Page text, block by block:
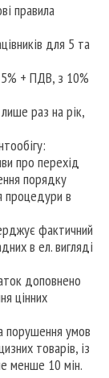
правила
для 5 та
+ ПДВ, з 10%
раз на рік,
про перехід
порядку
процедури в
фактичний
в ел. вигляді
доповнено
цінних
порушення умов
товарів, із
менше 10 мін.